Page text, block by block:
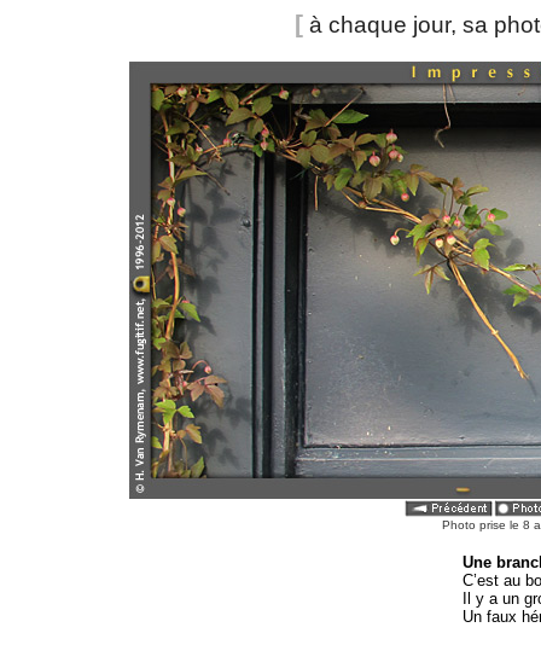
[ à chaque jour, sa
Photo prise le 8
Une
C’est au
Il y a un
Un faux